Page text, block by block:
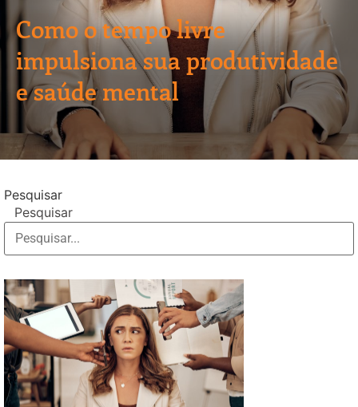
Como o tempo livre
impulsiona sua produtividade
e saúde mental
Pesquisar
Pesquisar